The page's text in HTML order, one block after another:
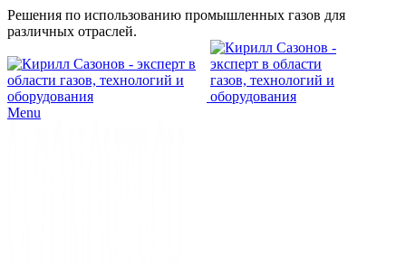
Решения по использованию промышленных газов для
различных отраслей.
Menu